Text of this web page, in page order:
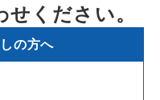
ください。
の方へ